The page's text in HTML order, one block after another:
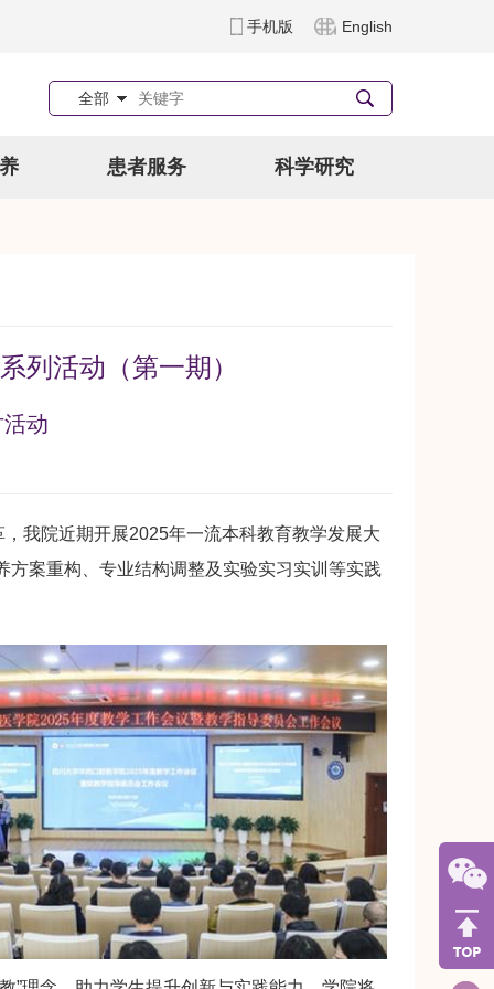
手机版 English
全部
患者服务 科学研究
列活动（第一期）
动
我院近期开展2025年一流本科教育教学发展大
案重构、专业结构调整及实验实习实训等实践